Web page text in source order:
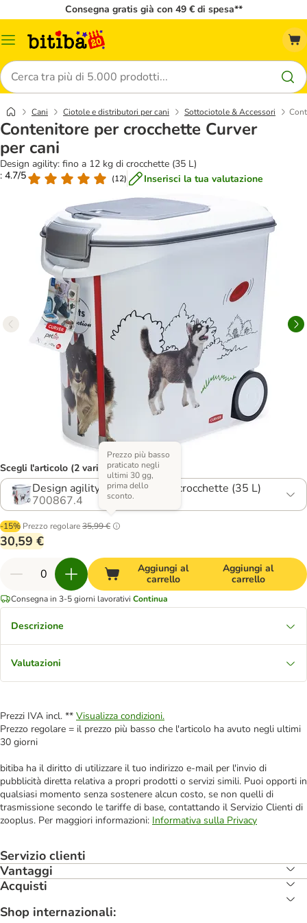
Consegna gratis già con 49 € di spesa**
Overview
Cerca
Cani Ciotole e distributori per cani Sottociotole & Accessori
Contenitore per crocchette Curver
per cani
Design agility: fino a 12 kg di crocchette (35 L)
: 4.7/5
(12) Inserisci la tua valutazione
Scegli l'articolo (2 varianti)
Design agility: fino a 12 kg di crocchette (35 L)
700867.4
-15% Prezzo regolare35,99 €
Prezzo più basso
praticato negli
ultimi 30 gg,
prima dello
sconto.
30,59 €
Aggiungi al
carrello
Aggiungi al
carrello
Consegna in 3-5 giorni lavorativi Continua
Descrizione
Valutazioni
Prezzi IVA incl. ** Visualizza condizioni.
Prezzo regolare = il prezzo più basso che l'articolo ha avuto negli ultimi
30 giorni
bitiba ha il diritto di utilizzare il tuo indirizzo e-mail per l'invio di
pubblicità diretta relativa a propri prodotti o servizi simili. Puoi opporti in
qualsiasi momento senza sostenere alcun costo, se non quelli di
trasmissione secondo le tariffe di base, contattando il Servizio Clienti di
zooplus. Per maggiori informazioni: Informativa sulla Privacy
Servizio clienti
Vantaggi
Acquisti
Shop internazionali: